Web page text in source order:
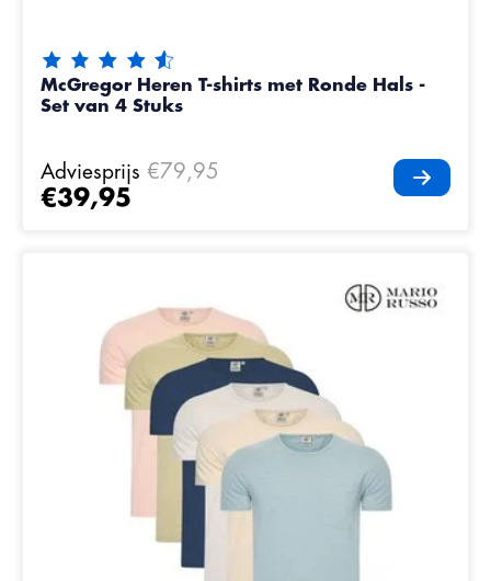
De beoordeling van dit product is van de 5
McGregor Heren T-shirts met Ronde Hals -
Set van 4 Stuks
Adviesprijs €79,95
€39,95